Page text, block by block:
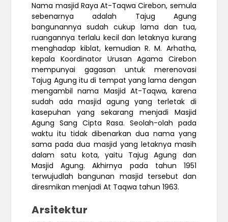
Nama masjid Raya At-Taqwa Cirebon, semula
sebenarnya adalah Tajug Agung
bangunannya sudah cukup lama dan tua,
ruangannya terlalu kecil dan letaknya kurang
menghadap kiblat, kemudian R. M. Arhatha,
kepala Koordinator Urusan Agama Cirebon
mempunyai gagasan untuk merenovasi
Tajug Agung itu di tempat yang lama dengan
mengambil nama Masjid At-Taqwa, karena
sudah ada masjid agung yang terletak di
kasepuhan yang sekarang menjadi Masjid
Agung Sang Cipta Rasa. Seolah-olah pada
waktu itu tidak dibenarkan dua nama yang
sama pada dua masjid yang letaknya masih
dalam satu kota, yaitu Tajug Agung dan
Masjid Agung. Akhirnya pada tahun 1951
terwujudlah bangunan masjid tersebut dan
diresmikan menjadi At Taqwa tahun 1963.
Arsitektur